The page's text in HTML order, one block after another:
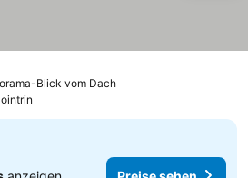
Blick vom DachPreise sehen
sehen